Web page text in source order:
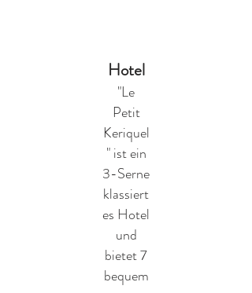
Hotel
"Le
Petit
Keriquel
" ist ein
3-Serne
klassiert
es Hotel
und
bietet 7
bequem